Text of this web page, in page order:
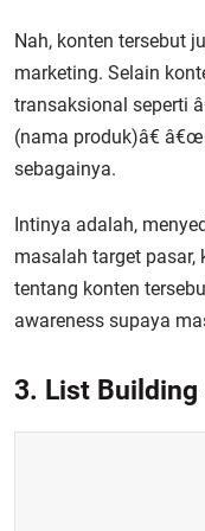
Nah, konten tersebut
marketing. Selain
transaksional seperti
(nama produk)â€
sebagainya.
Intinya adalah,
masalah target pasar,
tentang konten
awareness supaya
3. List Building